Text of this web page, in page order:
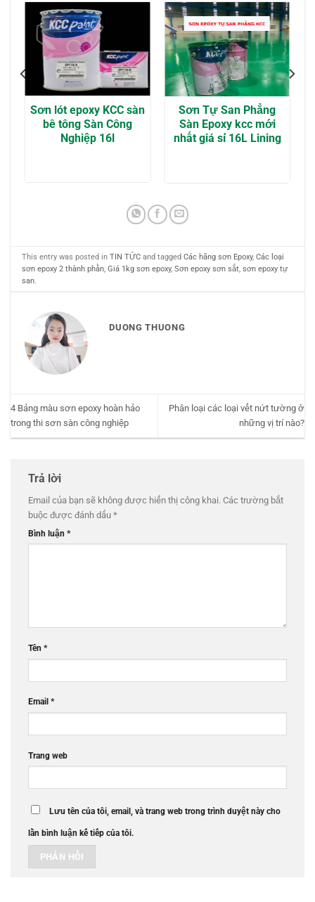
Sơn lót epoxy KCC sàn
bê tông Sàn Công
Nghiệp 16l
Sơn Tự San Phẳng
Sàn Epoxy kcc mới
nhất giá sỉ 16L Lining
This entry was posted inTIN TỨC and taggedCác hãng sơn Epoxy,Các loại
sơn epoxy 2 thành phần,Giá 1kg sơn epoxy,Sơn epoxy sơn sắt,sơn epoxy tự
san.
DUONG THUONG
4 Bảng màu sơn epoxy hoàn hảo
trong thi sơn sàn công nghiệp
Phân loại các loại vết nứt tường ở
những vị trí nào?
Trả lời
Email của bạn sẽ không được hiển thị công khai. Các trường bắt
buộc được đánh dấu *
Bình luận *
Tên *
Email *
Trang web
Lưu tên của tôi, email, và trang web trong trình duyệt này cho
lần bình luận kế tiếp của tôi.